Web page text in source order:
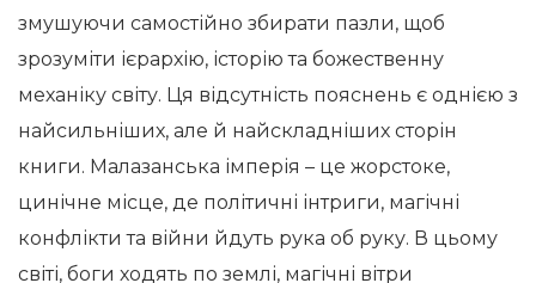
змушуючи самостійно збирати пазли, щоб
зрозуміти ієрархію, історію та божественну
механіку світу. Ця відсутність пояснень є однією з
найсильніших, але й найскладніших сторін
книги. Малазанська імперія – це жорстоке,
цинічне місце, де політичні інтриги, магічні
конфлікти та війни йдуть рука об руку. В цьому
світі, боги ходять по землі, магічні вітри